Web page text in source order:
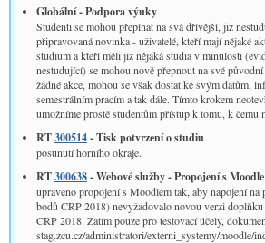
Globální­ - Podpora výuky
Studenti se mohou přepínat na svá dřívější, již
připravovaná novinka - uživatelé, kteří mají nějaké
studium a kteří měli již nějaká studia v minulosti
nestudující) se mohou nově přepnout na své
žádné akce, mohou se však dostat ke svým datům,
semestrálním pracím a tak dále. Tímto krokem
umožníme prostě studentům přístup k tomu, k čemu
RT300514- Tisk potvrzení o studiu
posunutí horního okraje.
RT300638- Webové služby - Propojení s Moodle
upraveno propojení s Moodlem tak, aby napojení
bodů CRP 2018) nevyžadovalo novou verzi
CRP 2018. Zatím pouze pro testovací účely,
stag.zcu.cz/administratori/externi_systemy/moodle/